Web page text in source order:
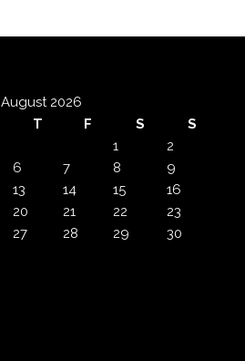
August 2026
T F S
S
1
2
6 7 8
9
13 14 15
16
20 21 22
23
27 28 29
30